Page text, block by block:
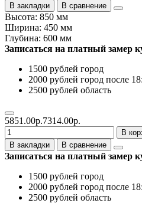
В закладки В сравнение
Высота: 850 мм
Ширина: 450 мм
Глубина: 600 мм
Записаться на платный замер
1500 рублей город
2000 рублей город после
2500 рублей область
5851.00р.7314.00р.
В
В закладки
В сравнение
Записаться на платный замер
1500 рублей город
2000 рублей город после
2500 рублей область